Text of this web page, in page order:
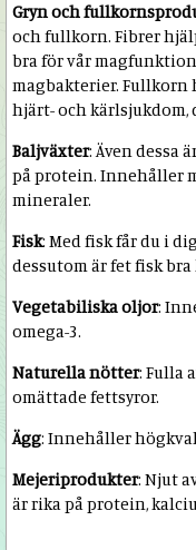
Gryn och
och fullkorn. Fibrer
bra för vår
magbakterier. Fullkorn
hjärt- och kärlsjukdom,
Baljväxter: Även dessa
på protein. Innehåller
mineraler.
Fisk: Med fisk får du i
dessutom är fet fisk
Vegetabiliska oljor:
omega-3.
Naturella nötter: Fulla
omättade fettsyror.
Ägg: Innehåller
Mejeriprodukter: Njut
är rika på protein,